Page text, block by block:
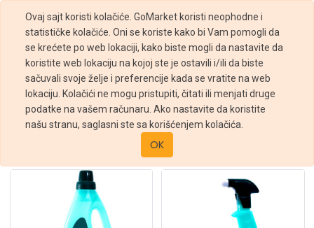
Ovaj sajt koristi kolačiće. GoMarket koristi neophodne i
statističke kolačiće. Oni se koriste kako bi Vam pomogli da
se krećete po web lokaciji, kako biste mogli da nastavite da
koristite web lokaciju na kojoj ste je ostavili i/ili da biste
sačuvali svoje želje i preferencije kada se vratite na web
lokaciju. Kolačići ne mogu pristupiti, čitati ili menjati druge
podatke na vašem računaru. Ako nastavite da koristite
našu stranu, saglasni ste sa korišćenjem kolačića.
OK
Filteri
Prodavnica Hemija Odrzavanje kuhinje
Podrazumevano